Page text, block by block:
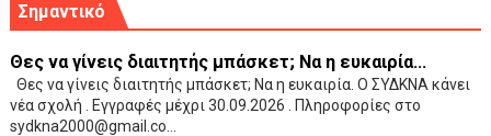
Σημαντικό
Θες να γίνεις διαιτητής μπάσκετ; Να η ευκαιρία...
Θες να γίνεις διαιτητής μπάσκετ; Να η ευκαιρία. Ο ΣΥΔΚΝΑ κάνει
νέα σχολή . Εγγραφές μέχρι 30.09.2026 . Πληροφορίες στο
sydkna2000@gmail.co...